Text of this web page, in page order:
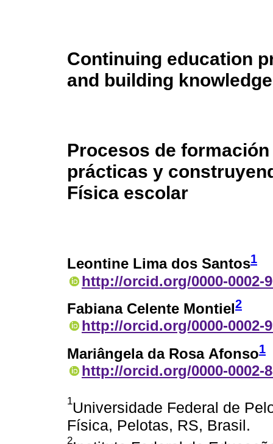
Continuing education
and building
Procesos de
prácticas y
Física escolar
Leontine Lima dos Santos1
http://orcid.org/0000-0002-
Fabiana Celente Montiel2
http://orcid.org/0000-0002-
Mariângela da Rosa Afonso1
http://orcid.org/0000-0002-
1Universidade Federal de
Física, Pelotas, RS, Brasil.
2